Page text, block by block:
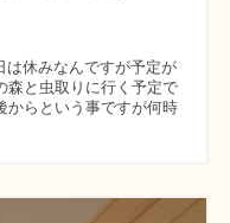
は休みなんですが予定が
森と虫取りに行く予定で
からという事ですが何時